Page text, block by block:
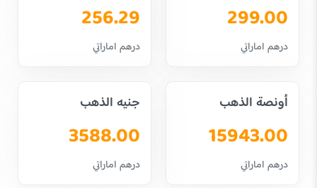
299.00
درهم اماراتي
256.29
درهم اماراتي
أونصة الذهب
15943.00
درهم اماراتي
جنيه الذهب
3588.00
درهم اماراتي